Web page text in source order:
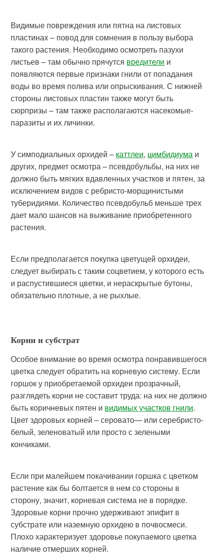
Видимые повреждения или пятна на листовых
пластинах – повод для сомнения в пользу выбора
такого растения. Необходимо осмотреть пазухи
листьев – там обычно прячутся вредители и
появляются первые признаки гнили от попадания
воды во время полива или опрыскивания. С нижней
стороны листовых пластин также могут быть
сюрпризы – там также располагаются насекомые-
паразиты и их личинки.
У симподиальных орхидей – каттлеи, цимбидиума и
других, предмет осмотра – псевдобульбы, на них не
должно быть мягких вдавленных участков и пятен, за
исключением видов с ребристо-морщинистыми
туберидиями. Количество псевдобульб меньше трех
дает мало шансов на выживание приобретенного
растения.
Если предполагается покупка цветущей орхидеи,
следует выбирать с таким соцветием, у которого есть
и распустившиеся цветки, и нераскрытые бутоны,
обязательно плотные, а не рыхлые.
Корни и субстрат
Особое внимание во время осмотра понравившегося
цветка следует обратить на корневую систему. Если
горшок у приобретаемой орхидеи прозрачный,
разглядеть корни не составит труда: на них не должно
быть коричневых пятен и видимых участков гнили.
Цвет здоровых корней – серовато— или серебристо-
белый, зеленоватый или просто с зелеными
кончиками.
Если при малейшем покачивании горшка с цветком
растение как бы болтается в нем со стороны в
сторону, значит, корневая система не в порядке.
Здоровые корни прочно удерживают эпифит в
субстрате или наземную орхидею в почвосмеси.
Плохо характеризует здоровье покупаемого цветка
наличие отмерших корней.